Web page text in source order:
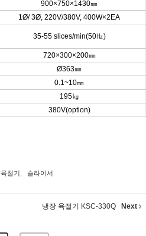
900×750×1430㎜
1Ø/ 3Ø, 220V/380V, 400W×2EA
35-55 slices/min(50㎐)
720×300×200㎜
Ø363㎜
0.1~10㎜
195㎏
380V(option)
육절기 슬라이서
냉장 육절기 KSC-330Q Next